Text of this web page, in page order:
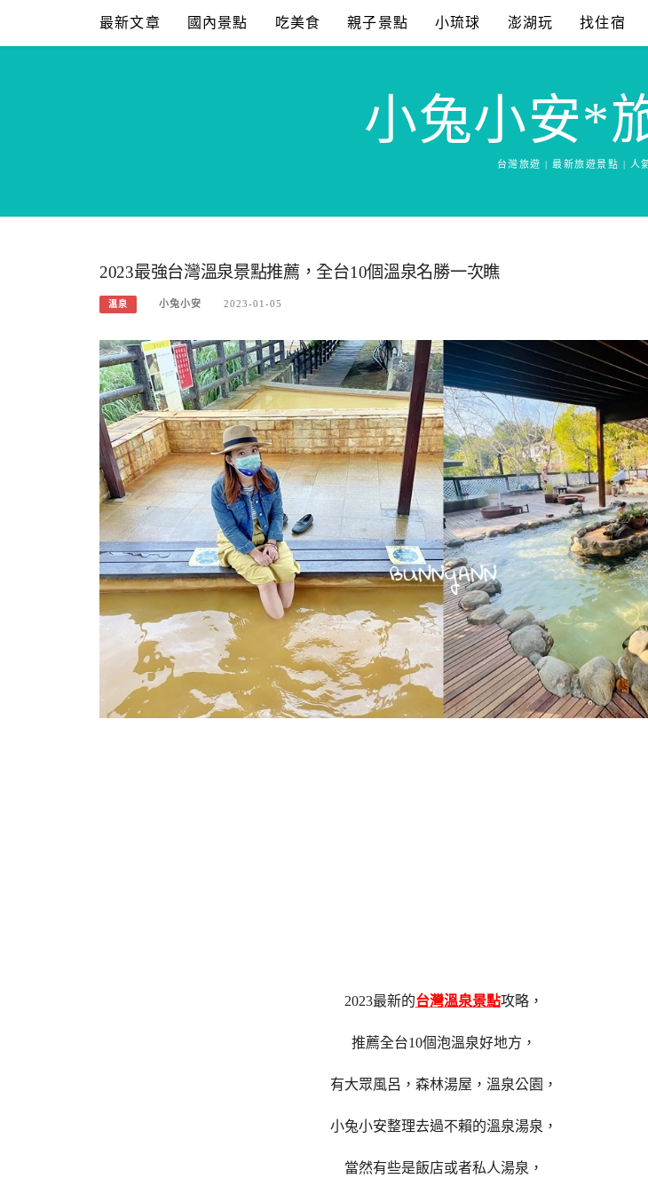
content
最新文章 國內景點 吃美食 親子景點 小琉球 澎湖玩 找住宿
小兔小安*
台灣旅遊 | 最新旅遊景點 | 人
2023最強台灣溫泉景點推薦，全台10個溫泉名勝一次瞧
溫泉 小兔小安 2023-01-05
2023最新的台灣溫泉景點攻略，
推薦全台10個泡溫泉好地方，
有大眾風呂，森林湯屋，溫泉公園，
小兔小安整理去過不賴的溫泉湯泉，
當然有些是飯店或者私人湯泉，